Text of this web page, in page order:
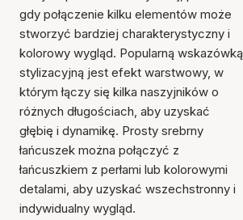
gdy połączenie kilku elementów może
stworzyć bardziej charakterystyczny i
kolorowy wygląd. Popularną wskazówką
stylizacyjną jest efekt warstwowy, w
którym łączy się kilka naszyjników o
różnych długościach, aby uzyskać
głębię i dynamikę. Prosty srebrny
łańcuszek można połączyć z
łańcuszkiem z perłami lub kolorowymi
detalami, aby uzyskać wszechstronny i
indywidualny wygląd.